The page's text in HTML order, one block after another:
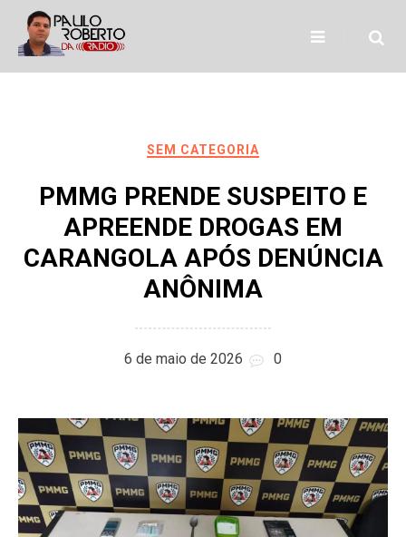
content
SEM CATEGORIA
PMMG PRENDE SUSPEITO E
APREENDE DROGAS EM
CARANGOLA APÓS DENÚNCIA
ANÔNIMA
6 de maio de 2026 0